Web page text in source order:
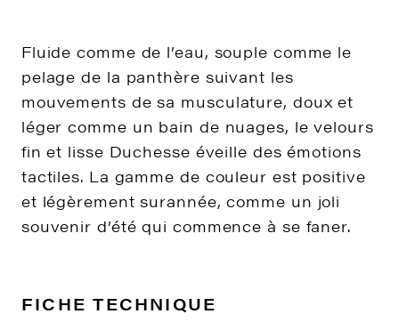
Fluide comme de l’eau, souple comme le
pelage de la panthère suivant les
mouvements de sa musculature, doux et
léger comme un bain de nuages, le velours
fin et lisse Duchesse éveille des émotions
tactiles. La gamme de couleur est positive
et légèrement surannée, comme un joli
souvenir d’été qui commence à se faner.
FICHE TECHNIQUE